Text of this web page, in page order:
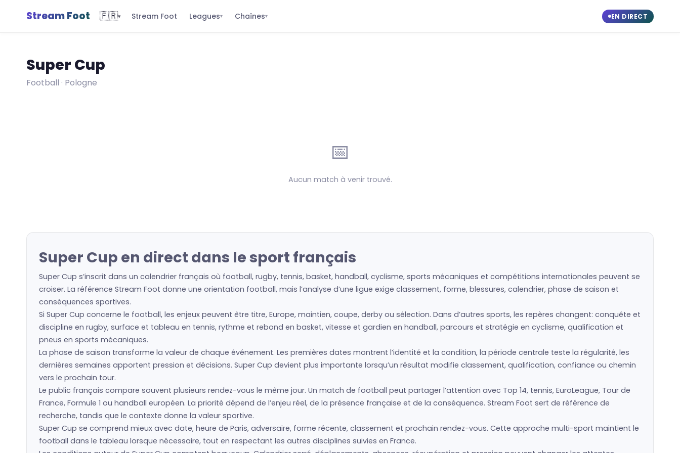
Stream Foot 🇫🇷▾ Stream Foot Leagues▾ Chaînes▾ EN DIRECT
Super Cup
Football · Pologne
📅
Aucun match à venir trouvé.
Super Cup en direct dans le sport français
Super Cup s’inscrit dans un calendrier français où football, rugby, tennis, basket, handball, cyclisme, sports mécaniques et compétitions internationales peuvent se
croiser. La référence Stream Foot donne une orientation football, mais l’analyse d’une ligue exige classement, forme, blessures, calendrier, phase de saison et
conséquences sportives.
Si Super Cup concerne le football, les enjeux peuvent être titre, Europe, maintien, coupe, derby ou sélection. Dans d’autres sports, les repères changent: conquête et
discipline en rugby, surface et tableau en tennis, rythme et rebond en basket, vitesse et gardien en handball, parcours et stratégie en cyclisme, qualification et
pneus en sports mécaniques.
La phase de saison transforme la valeur de chaque événement. Les premières dates montrent l’identité et la condition, la période centrale teste la régularité, les
dernières semaines apportent pression et décisions. Super Cup devient plus importante lorsqu’un résultat modifie classement, qualification, confiance ou chemin
vers le prochain tour.
Le public français compare souvent plusieurs rendez-vous le même jour. Un match de football peut partager l’attention avec Top 14, tennis, EuroLeague, Tour de
France, Formule 1 ou handball européen. La priorité dépend de l’enjeu réel, de la présence française et de la conséquence. Stream Foot sert de référence de
recherche, tandis que le contexte donne la valeur sportive.
Super Cup se comprend mieux avec date, heure de Paris, adversaire, forme récente, classement et prochain rendez-vous. Cette approche multi-sport maintient le
football dans le tableau lorsque nécessaire, tout en respectant les autres disciplines suivies en France.